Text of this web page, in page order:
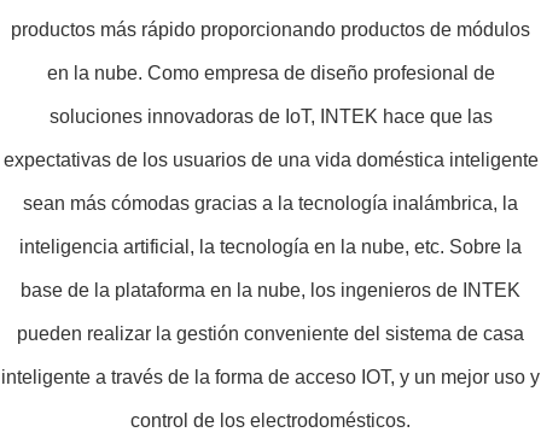
productos más rápido proporcionando productos de módulos
en la nube. Como empresa de diseño profesional de
soluciones innovadoras de IoT, INTEK hace que las
expectativas de los usuarios de una vida doméstica inteligente
sean más cómodas gracias a la tecnología inalámbrica, la
inteligencia artificial, la tecnología en la nube, etc. Sobre la
base de la plataforma en la nube, los ingenieros de INTEK
pueden realizar la gestión conveniente del sistema de casa
inteligente a través de la forma de acceso IOT, y un mejor uso y
control de los electrodomésticos.